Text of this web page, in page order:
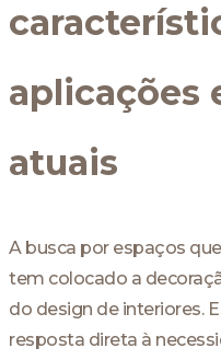
aplicações
atuais
A busca por espaços
tem colocado a
do design de interiores.
resposta direta à